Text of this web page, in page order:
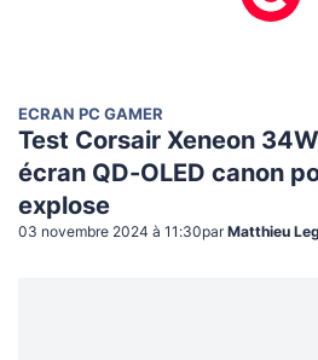
ECRAN PC GAMER
Test Corsair Xeneon
écran QD-OLED canon
explose
03 novembre 2024 à 11:30par Matthieu